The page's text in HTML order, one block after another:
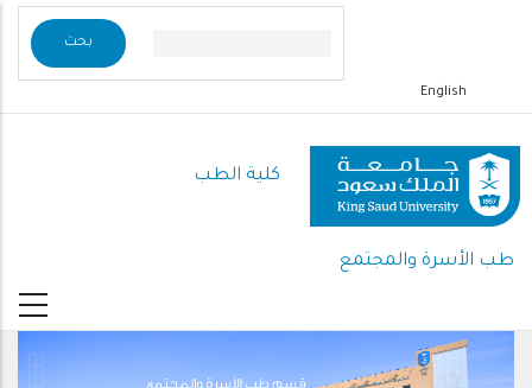
English
كلية الطب
طب الأسرة والمجتمع